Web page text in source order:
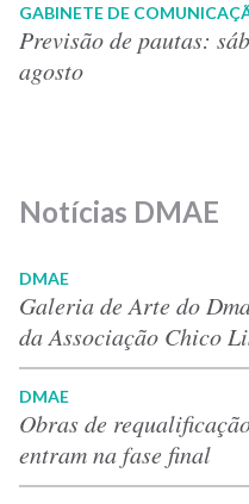
GABINETE DE
Previsão de pautas:
agosto
Notícias DMAE
DMAE
Galeria de Arte do
da Associação Chico
DMAE
Obras de
entram na fase final